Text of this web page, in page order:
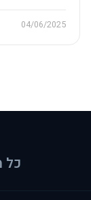
04/06/2025
כל